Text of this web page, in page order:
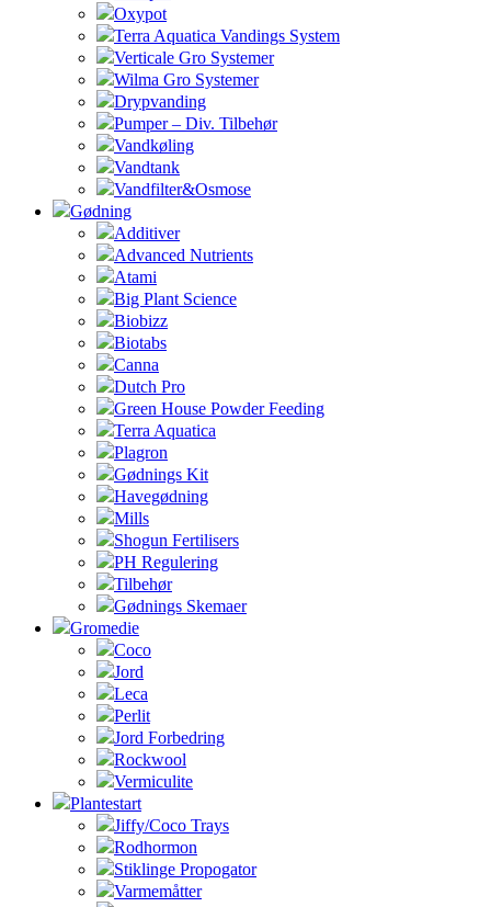
Oxypot
Terra Aquatica Vandings System
Verticale Gro Systemer
Wilma Gro Systemer
Drypvanding
Pumper – Div. Tilbehør
Vandkøling
Vandtank
Vandfilter&Osmose
Gødning
Additiver
Advanced Nutrients
Atami
Big Plant Science
Biobizz
Biotabs
Canna
Dutch Pro
Green House Powder Feeding
Terra Aquatica
Plagron
Gødnings Kit
Havegødning
Mills
Shogun Fertilisers
PH Regulering
Tilbehør
Gødnings Skemaer
Gromedie
Coco
Jord
Leca
Perlit
Jord Forbedring
Rockwool
Vermiculite
Plantestart
Jiffy/Coco Trays
Rodhormon
Stiklinge Propogator
Varmemåtter